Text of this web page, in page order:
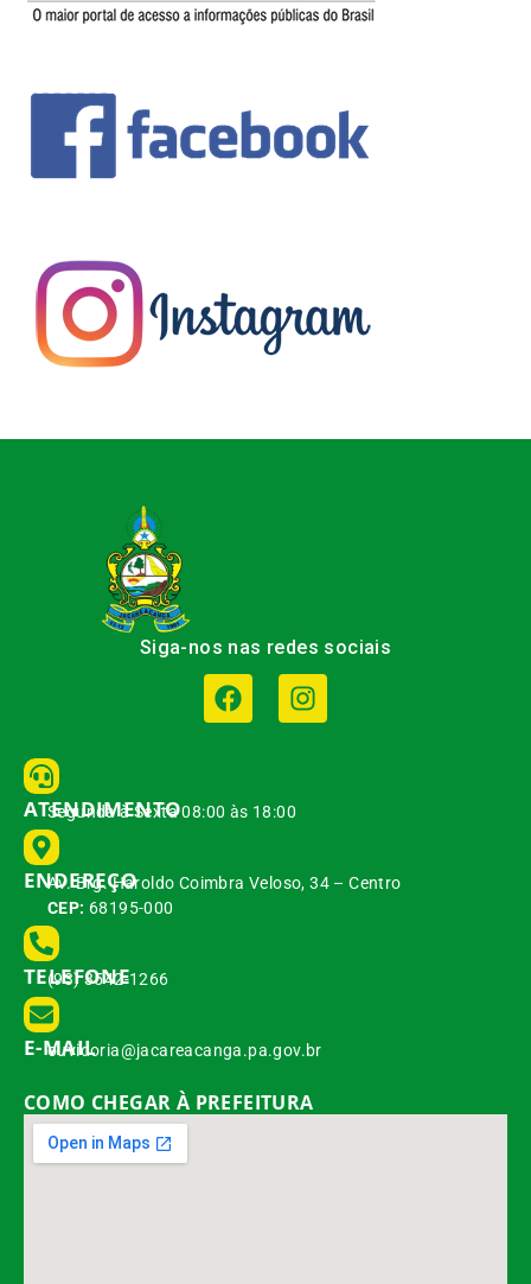
Siga-nos nas redes sociais
ATENDIMENTO
Segunda à Sexta 08:00 às 18:00
ENDEREÇO
Av. Brg. Haroldo Coimbra Veloso, 34 – Centro
CEP: 68195-000
TELEFONE
(93) 3542-1266
E-MAIL
ouvidoria@jacareacanga.pa.gov.br
COMO CHEGAR À PREFEITURA